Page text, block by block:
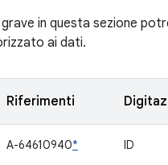
in questa sezione
ai dati.
Riferimenti
A-64610940* ID